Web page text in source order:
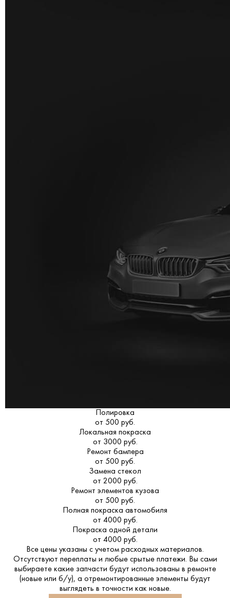
Полировка
от 500 руб.
Локальная покраска
от 3000 руб.
Ремонт бампера
от 500 руб.
Замена стекол
от 2000 руб.
Ремонт элементов кузова
от 500 руб.
Полная покраска автомобиля
от 4000 руб.
Покраска одной детали
от 4000 руб.
Все цены указаны с учетом расходных материалов.
Отсутствуют переплаты и любые срытые платежи. Вы сами
выбираете какие запчасти будут использованы в ремонте
(новые или б/у), а отремонтированные элементы будут
выглядеть в точности как новые.